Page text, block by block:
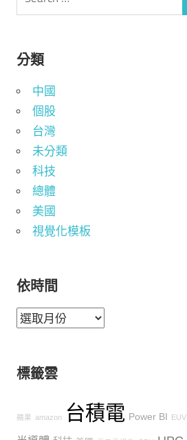
分類
中國
個股
台灣
未分類
科技
總體
美國
視覺化模板
依時間
依
標籤雲
蘋果 amazon 台積電 Power BI EUV